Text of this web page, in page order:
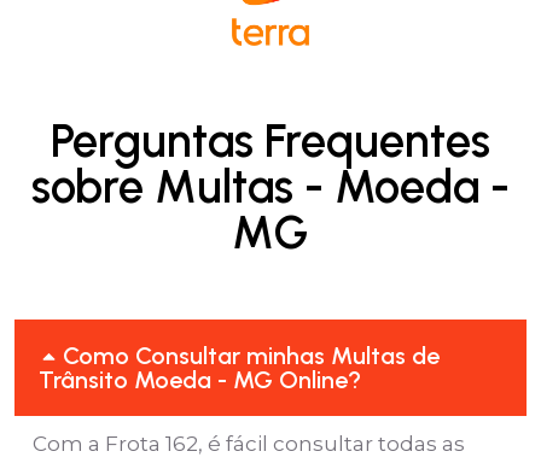
Perguntas Frequentes
sobre Multas - Moeda -
MG
Como Consultar minhas Multas de
Trânsito Moeda - MG Online?
Com a Frota 162, é fácil consultar todas as